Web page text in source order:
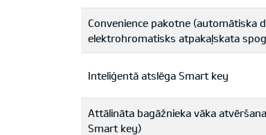
Convenience pakotne (automātiska
elektrohromatisks atpakaļskata
Inteliģentā atslēga Smart key
Attālināta bagāžnieka vāka
Smart key)